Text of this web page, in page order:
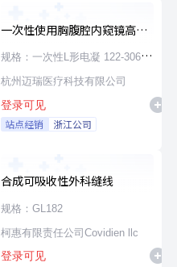
一次性使用胸腹腔内窥镜高频
手术器械
规格：一次性L形电凝 122-30660
φ5×330
杭州迈瑞医疗科技有限公司
登录可见
站点经销 浙江公司
合成可吸收性外科缝线
规格：GL182
柯惠有限责任公司Covidien llc
登录可见